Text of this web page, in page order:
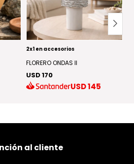
2x1 en accesorios
FLORERO ONDAS II
USD 170
USD145
al cliente